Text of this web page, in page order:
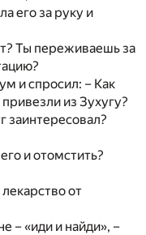
его за руку и
Ты переживаешь за
и спросил: – Как
из Зухугу?
заинтересовал?
и отомстить?
от
– «иди и найди», –